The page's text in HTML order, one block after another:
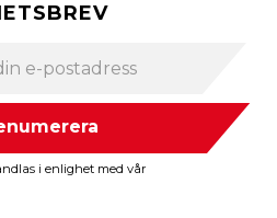
i enlighet med vår